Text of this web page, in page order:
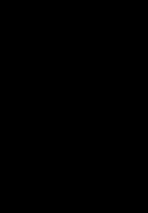
Качество печати на высоте, цвета
качество материалов, яркие цвета.